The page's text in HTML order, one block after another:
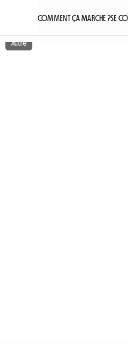
COMMENT ÇA MARCHE ?SE
Autre